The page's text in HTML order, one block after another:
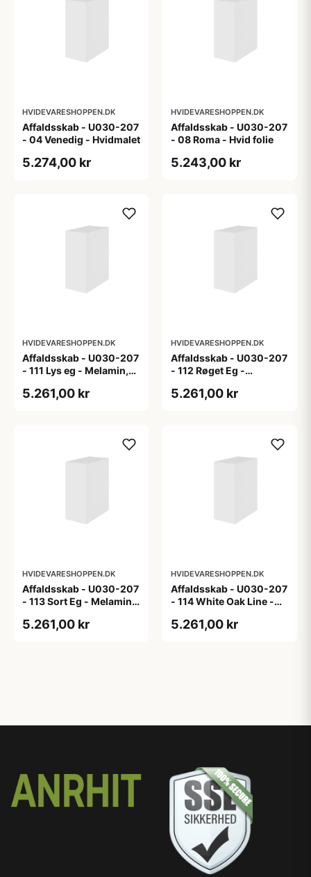
HVIDEVARESHOPPEN.DK
Affaldsskab - U030-207
- 04 Venedig - Hvidmalet
5.274,00 kr
HVIDEVARESHOPPEN.DK
Affaldsskab - U030-207
- 08 Roma - Hvid folie
5.243,00 kr
HVIDEVARESHOPPEN.DK
Affaldsskab - U030-207
- 111 Lys eg - Melamin,
5.261,00 kr
HVIDEVARESHOPPEN.DK
Affaldsskab - U030-207
- 112 Røget Eg -
5.261,00 kr
HVIDEVARESHOPPEN.DK
Affaldsskab - U030-207
- 113 Sort Eg - Melamin,
5.261,00 kr
HVIDEVARESHOPPEN.DK
Affaldsskab - U030-207
- 114 White Oak Line -
5.261,00 kr